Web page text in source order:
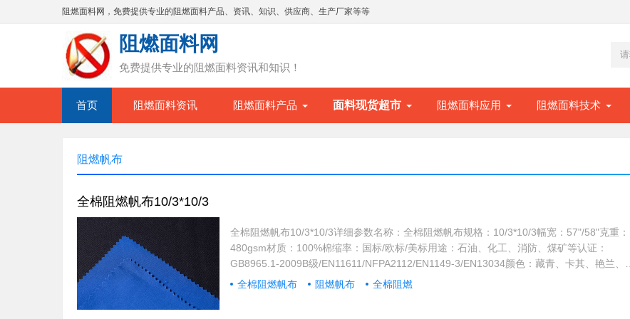
阻燃面料网，免费提供专业的阻燃面料产品、资讯、知识、供应商、生产厂家等等
阻燃面料网
免费提供专业的阻燃面料资讯和知识！
首页 阻燃面料资讯 阻燃面料产品 面料现货超市 阻燃面料应用 阻燃面料技术
阻燃帆布
全棉阻燃帆布10/3*10/3
全棉阻燃帆布10/3*10/3详细参数名称：全棉阻燃帆布规格：10/3*10/3幅宽：57"/58"克重：
480gsm材质：100%棉缩率：国标/欧标/美标用途：石油、化工、消防、煤矿等认证：
GB8965.1-2009B级/EN11611/NFPA2112/EN1149-3/EN13034颜色：藏青、卡其、艳兰、桔
红、大红、灰、漂白等按客户要求产品详情公司生产的全棉阻燃面料，是采用国际上先进的
全棉阻燃帆布 阻燃帆布 全棉阻燃